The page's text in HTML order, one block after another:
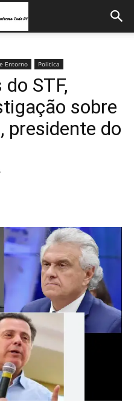
Entorno Politica
STF,
sobre
presidente do